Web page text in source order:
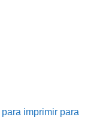
para imprimir para